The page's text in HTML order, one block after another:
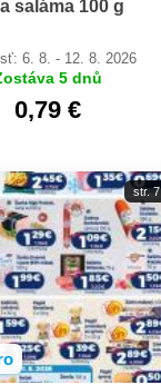
saláma 100 g
6. 8. - 12. 8. 2026
5 dnů
0,79 €
str. 7